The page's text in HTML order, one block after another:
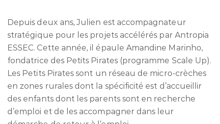
Depuis deux ans, Julien est accompagnateur
stratégique pour les projets accélérés par Antropia
ESSEC. Cette année, il épaule Amandine Marinho,
fondatrice des Petits Pirates (programme Scale Up).
Les Petits Pirates sont un réseau de micro-crèches
en zones rurales dont la spécificité est d’accueillir
des enfants dont les parents sont en recherche
d’emploi et de les accompagner dans leur